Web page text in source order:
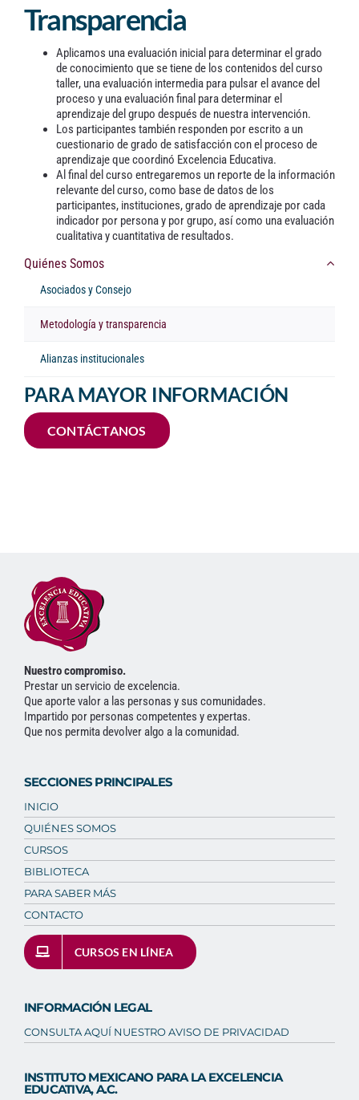
Transparencia
Aplicamos una evaluación inicial para determinar el grado
de conocimiento que se tiene de los contenidos del curso
taller, una evaluación intermedia para pulsar el avance del
proceso y una evaluación final para determinar el
aprendizaje del grupo después de nuestra intervención.
Los participantes también responden por escrito a un
cuestionario de grado de satisfacción con el proceso de
aprendizaje que coordinó Excelencia Educativa.
Al final del curso entregaremos un reporte de la información
relevante del curso, como base de datos de los
participantes, instituciones, grado de aprendizaje por cada
indicador por persona y por grupo, así como una evaluación
cualitativa y cuantitativa de resultados.
Quiénes Somos
Asociados y Consejo
Metodología y transparencia
Alianzas institucionales
PARA MAYOR INFORMACIÓN
CONTÁCTANOS
Nuestro compromiso.
Prestar un servicio de excelencia.
Que aporte valor a las personas y sus comunidades.
Impartido por personas competentes y expertas.
Que nos permita devolver algo a la comunidad.
SECCIONES PRINCIPALES
INICIO
QUIÉNES SOMOS
CURSOS
BIBLIOTECA
PARA SABER MÁS
CONTACTO
CURSOS EN LÍNEA
INFORMACIÓN LEGAL
CONSULTA AQUÍ NUESTRO AVISO DE PRIVACIDAD
INSTITUTO MEXICANO PARA LA EXCELENCIA
EDUCATIVA, A.C.